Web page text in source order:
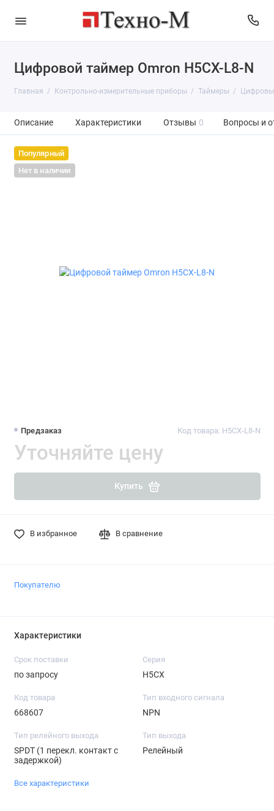
Цифровой таймер Omron H5CX-L8-N
Главная Контрольно-измерительные приборы Таймеры
Описание Характеристики Отзывы 0 Вопросы и
Популярный
Нет в наличии
Предзаказ Код товара: H5CX-L8-N
Уточняйте цену
Купить
В избранное В сравнение
Покупателю
Характеристики
Срок поставки
по запросу
Серия
H5CX
Код товара
668607
Тип входного сигнала
NPN
Тип релейного выхода
SPDT (1 перекл. контакт с
задержкой)
Тип выхода
Релейный
Все характеристики